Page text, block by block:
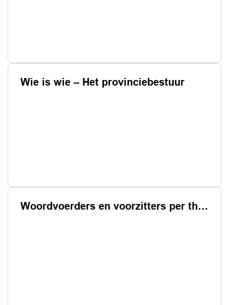
Wie is wie – Het provinciebestuur
Woordvoerders en voorzitters per thema’s